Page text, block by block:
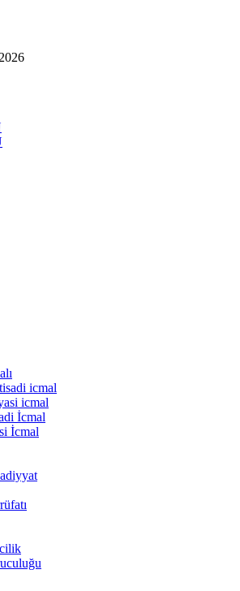
icmal
icmal
İcmal
İcmal